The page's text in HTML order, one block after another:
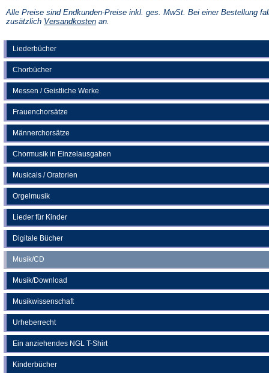
Liederbücher
Chorbücher
Messen / Geistliche Werke
Frauenchorsätze
Männerchorsätze
Chormusik in Einzelausgaben
Musicals / Oratorien
Orgelmusik
Lieder für Kinder
Digitale Bücher
Musik/CD
Musik/Download
Musikwissenschaft
Urheberrecht
Ein anziehendes NGL T-Shirt
Kinderbücher
einem
neuen
Alle Preise sind Endkunden-Preise inkl. ges. MwSt. Bei einer Bestellung
zusätzlich Versandkosten(Öffnet
an.